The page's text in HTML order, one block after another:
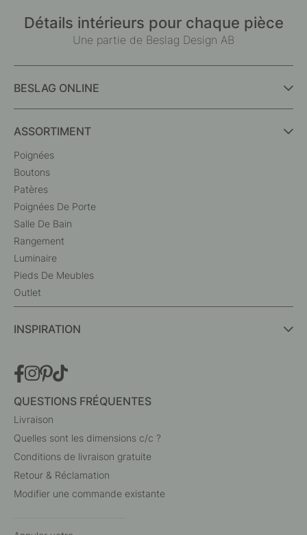
Détails intérieurs pour chaque pièce
Une partie de Beslag Design AB
BESLAG ONLINE
ASSORTIMENT
Poignées
Boutons
Patères
Poignées De Porte
Salle De Bain
Rangement
Luminaire
Pieds De Meubles
Outlet
INSPIRATION
QUESTIONS FRÉQUENTES
Livraison
Quelles sont les dimensions c/c ?
Conditions de livraison gratuite
Retour & Réclamation
Modifier une commande existante